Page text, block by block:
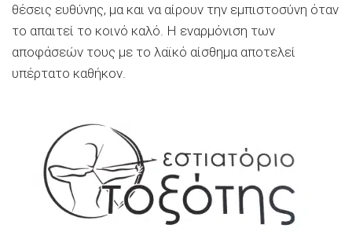
θέσεις ευθύνης, μα και να αίρουν την εμπιστοσύνη όταν
το απαιτεί το κοινό καλό. Η εναρμόνιση των
αποφάσεών τους με το λαϊκό αίσθημα αποτελεί
υπέρτατο καθήκον.